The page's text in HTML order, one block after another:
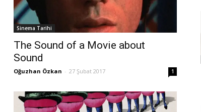
Sinema Tarihi
The Sound of a Movie about
Sound
Oğuzhan Özkan - 27 Şubat 2017 1